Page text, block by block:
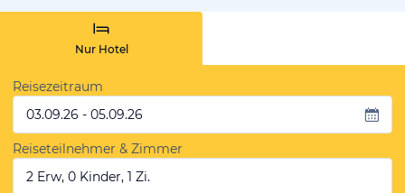
Nur Hotel
Reisezeitraum
03.09.26 - 05.09.26
Reiseteilnehmer & Zimmer
2 Erw, 0 Kinder, 1 Zi.